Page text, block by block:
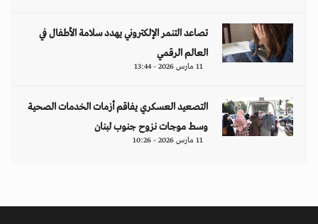
تصاعد التنمر الإلكتروني يهدد سلامة الأطفال في
العالم الرقمي
11 مارس 2026 - 13:44
التصعيد العسكري يفاقم أزمات الخدمات الصحية
وسط موجات نزوح جنوب لبنان
11 مارس 2026 - 10:26